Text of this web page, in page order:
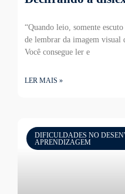
“Quando leio, somente
de lembrar da imagem visual
Você consegue ler e
LER MAIS »
DIFICULDADES NO
APRENDIZAGEM